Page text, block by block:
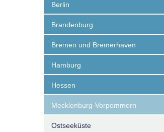
Berlin
Brandenburg
Bremen und Bremerhaven
Hamburg
Hessen
Mecklenburg-Vorpommern
Ostseeküste